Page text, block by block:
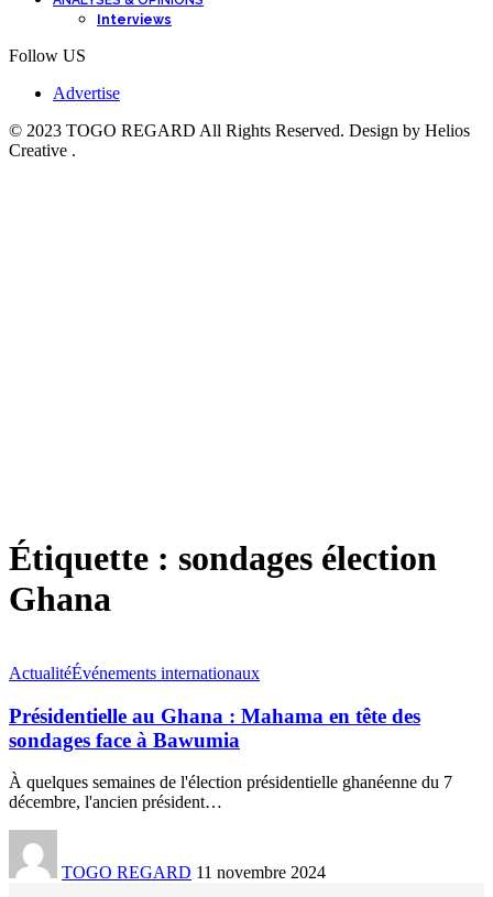
Interviews
Follow US
Advertise
© 2023 TOGO REGARD All Rights Reserved. Design by Helios
Creative .
Étiquette : sondages élection
Ghana
ActualitéÉvénements internationaux
Présidentielle au Ghana : Mahama en tête des
sondages face à Bawumia
À quelques semaines de l'élection présidentielle ghanéenne du 7
décembre, l'ancien président…
TOGO REGARD 11 novembre 2024